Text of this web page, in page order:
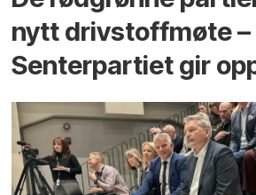
nytt drivstoffmøte –
Senterpartiet gir